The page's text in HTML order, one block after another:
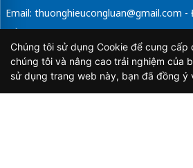
Email: thuonghieucongluan@gmail.com -
Tổng Biên Tập: Vũ Đức Thuận
Giấy phép hoạt động báo chí điện tử số
Thông tin và Truyền thông cấp ngày 21/
Chúng tôi sử dụng Cookie để cung cấp
chúng tôi và nâng cao trải nghiệm của
sử dụng trang web này, bạn đã đồng ý